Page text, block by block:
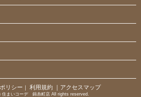
リシー ｜ 利用規約 ｜アクセスマップ
住まいコーデ 錦糸町店 All rights reserved.